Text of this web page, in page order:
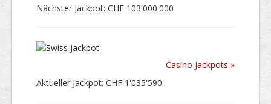
Nächster Jackpot: CHF 103'000'000
Casino Jackpots »
Aktueller Jackpot: CHF 1'035'590